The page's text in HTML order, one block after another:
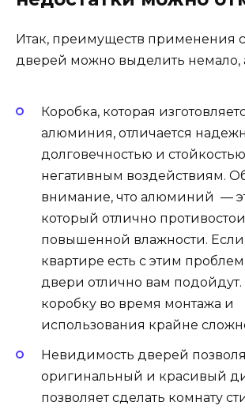
Итак, преимуществ применения
дверей можно выделить немало,
Коробка, которая
алюминия, отличается
долговечностью и
негативным воздействиям.
внимание, что алюминий —
который отлично
повышенной влажности.
квартире есть с этим
двери отлично вам подойдут.
коробку во время монтажа и
использования крайне
Невидимость дверей
оригинальный и красивый
позволяет сделать комнату